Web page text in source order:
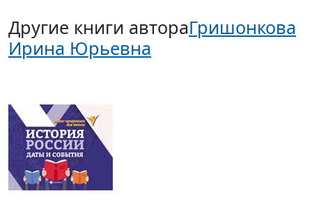
Другие книги автораГришонкова
Ирина Юрьевна